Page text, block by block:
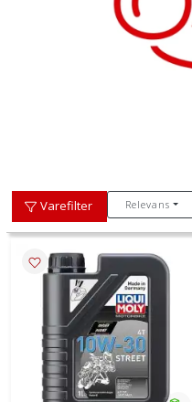
Varefilter Relevans